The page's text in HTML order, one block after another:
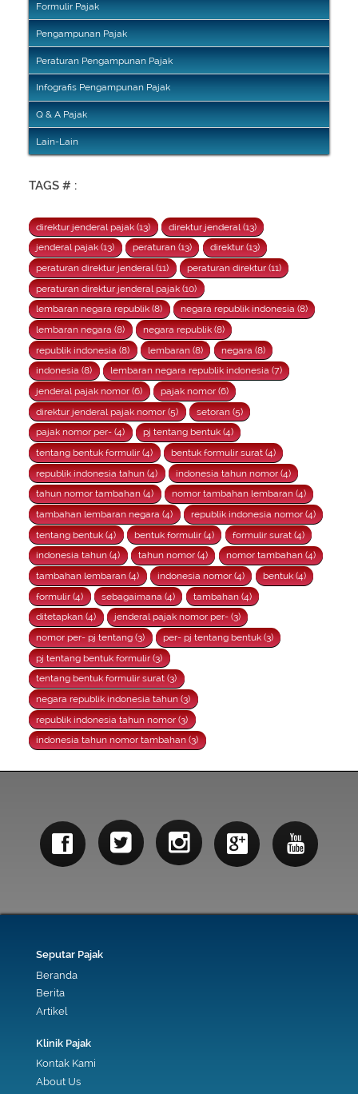
Formulir Pajak
Pengampunan Pajak
Peraturan Pengampunan Pajak
Infografis Pengampunan Pajak
Q & A Pajak
Lain-Lain
TAGS # :
direktur jenderal pajak (13)
direktur jenderal (13)
jenderal pajak (13)
peraturan (13)
direktur (13)
peraturan direktur jenderal (11)
peraturan direktur (11)
peraturan direktur jenderal pajak (10)
lembaran negara republik (8)
negara republik indonesia (8)
lembaran negara (8)
negara republik (8)
republik indonesia (8)
lembaran (8)
negara (8)
indonesia (8)
lembaran negara republik indonesia (7)
jenderal pajak nomor (6)
pajak nomor (6)
direktur jenderal pajak nomor (5)
setoran (5)
pajak nomor per- (4)
pj tentang bentuk (4)
tentang bentuk formulir (4)
bentuk formulir surat (4)
republik indonesia tahun (4)
indonesia tahun nomor (4)
tahun nomor tambahan (4)
nomor tambahan lembaran (4)
tambahan lembaran negara (4)
republik indonesia nomor (4)
tentang bentuk (4)
bentuk formulir (4)
formulir surat (4)
indonesia tahun (4)
tahun nomor (4)
nomor tambahan (4)
tambahan lembaran (4)
indonesia nomor (4)
bentuk (4)
formulir (4)
sebagaimana (4)
tambahan (4)
ditetapkan (4)
jenderal pajak nomor per- (3)
nomor per- pj tentang (3)
per- pj tentang bentuk (3)
pj tentang bentuk formulir (3)
tentang bentuk formulir surat (3)
negara republik indonesia tahun (3)
republik indonesia tahun nomor (3)
indonesia tahun nomor tambahan (3)
Seputar Pajak
Beranda
Berita
Artikel
Klinik Pajak
Kontak Kami
About Us